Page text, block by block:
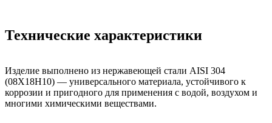
Технические характеристики
Изделие выполнено из нержавеющей стали AISI 304
(08Х18Н10) — универсального материала, устойчивого к
коррозии и пригодного для применения с водой, воздухом и
многими химическими веществами.